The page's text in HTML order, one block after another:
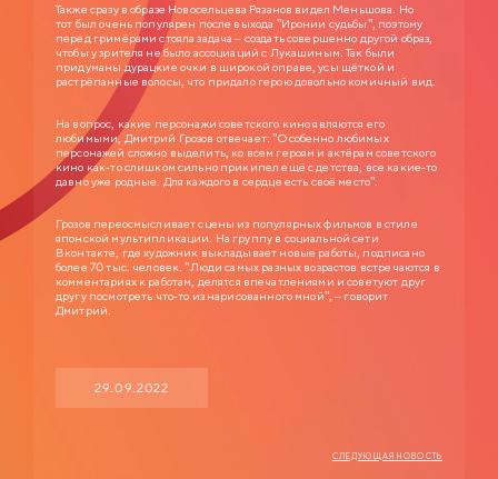
Также сразу в образе Новосельцева Рязанов видел Меньшова. Но
тот был очень популярен после выхода "Иронии судьбы", поэтому
перед гримёрами стояла задача – создать совершенно другой образ,
чтобы у зрителя не было ассоциаций с Лукашиным. Так были
придуманы дурацкие очки в широкой оправе, усы щёткой и
растрёпанные волосы, что придало герою довольно комичный вид.
На вопрос, какие персонажи советского кино являются его
любимыми, Дмитрий Грозов отвечает: "Особенно любимых
персонажей сложно выделить, ко всем героям и актёрам советского
кино как-то слишком сильно прикипел ещё с детства, все какие-то
давно уже родные. Для каждого в сердце есть своё место".
Грозов переосмысливает сцены из популярных фильмов в стиле
японской мультипликации. На группу в социальной сети
Вконтакте, где художник выкладывает новые работы, подписано
более 70 тыс. человек. "Люди самых разных возрастов встречаются в
комментариях к работам, делятся впечатлениями и советуют друг
другу посмотреть что-то из нарисованного мной", – говорит
Дмитрий.
29.09.2022
СЛЕДУЮЩАЯ НОВОСТЬ